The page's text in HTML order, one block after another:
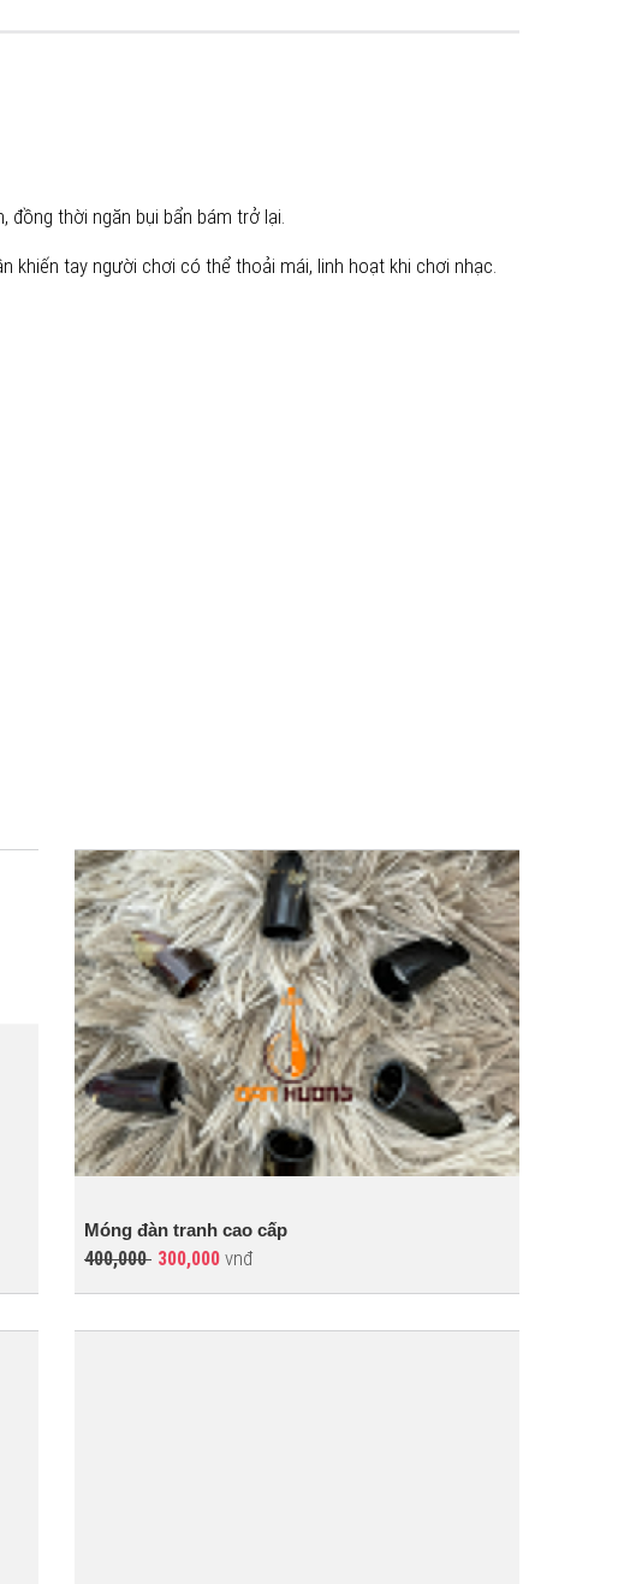
đồng thời ngăn bụi bẩn bám trở lại.
tay người chơi có thể thoải mái, linh hoạt khi chơi nhạc.
Móng đàn tranh cao cấp
400,000 300,000 vnđ